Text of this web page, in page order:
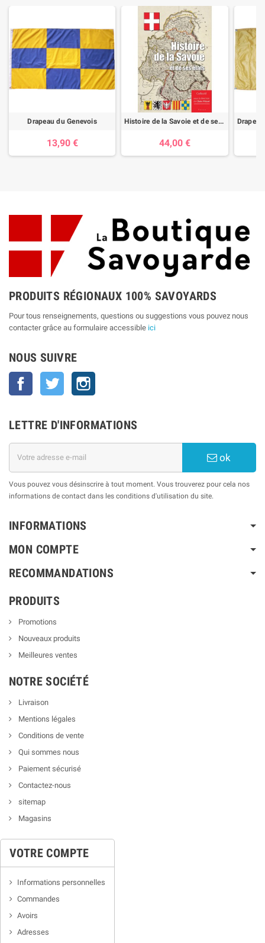
Drapeau du Genevois
13,90 €
Histoire de la Savoie et de ses états
44,00 €
PRODUITS RÉGIONAUX 100% SAVOYARDS
Pour tous renseignements, questions ou suggestions vous pouvez nous
contacter grâce au formulaire accessible ici
NOUS SUIVRE
Facebook Twitter
LETTRE D'INFORMATIONS
ok
Vous pouvez vous désinscrire à tout moment. Vous trouverez pour cela nos
informations de contact dans les conditions d'utilisation du site.
INFORMATIONS
MON COMPTE
RECOMMANDATIONS
PRODUITS
Promotions
Nouveaux produits
Meilleures ventes
NOTRE SOCIÉTÉ
Livraison
Mentions légales
Conditions de vente
Qui sommes nous
Paiement sécurisé
Contactez-nous
sitemap
Magasins
VOTRE COMPTE
Informations personnelles
Commandes
Avoirs
Adresses